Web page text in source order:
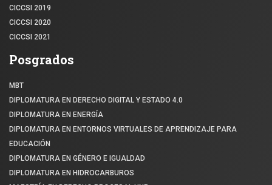
CICCSI 2019
CICCSI 2020
CICCSI 2021
Posgrados
MBT
DIPLOMATURA EN DERECHO DIGITAL Y ESTADO 4.0
DIPLOMATURA EN ENERGÍA
DIPLOMATURA EN ENTORNOS VIRTUALES DE APRENDIZAJE PARA
EDUCACIÓN
DIPLOMATURA EN GÉNERO E IGUALDAD
DIPLOMATURA EN HIDROCARBUROS